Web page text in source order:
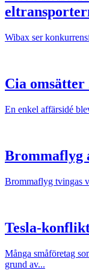
Wibax ser
Cia
En enkel affärsidé
Brommaflyg
Brommaflyg tvingas
Tesla-
Många småföretag
grund av...